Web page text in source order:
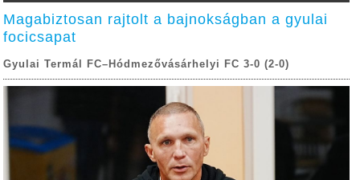
Magabiztosan rajtolt a bajnokságban a gyulai
focicsapat
Gyulai Termál FC–Hódmezővásárhelyi FC 3-0 (2-0)